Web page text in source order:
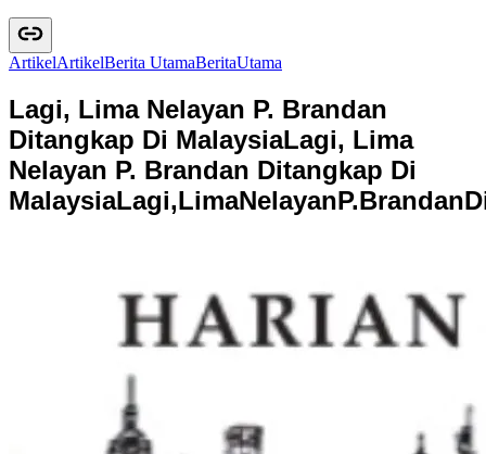
ArtikelArtikelBerita UtamaBeritaUtama
Lagi, Lima Nelayan P. Brandan
Ditangkap Di MalaysiaLagi, Lima
Nelayan P. Brandan Ditangkap Di
MalaysiaLagi,LimaNelayanP.BrandanD